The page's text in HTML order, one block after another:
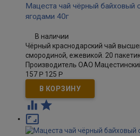
Мацеста чай чёрный байховый
ягодами 40г
В наличии
Чёрный краснодарский чай
смородиной, ежевикой. 20
Производитель ОАО
157 Р 125 Р
 
